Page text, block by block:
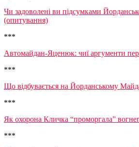
Чи задоволені ви підсумками
(опитування)
***
Автомайдан-Яценюк: чиї аргументи
***
Що відбувається на Йорданському
***
Як охорона Кличка “проморгала”
***